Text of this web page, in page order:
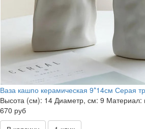
Ваза кашпо керамическая 9*14см Серая
Высота (см): 14 Диаметр, см: 9 Материал:
670 руб